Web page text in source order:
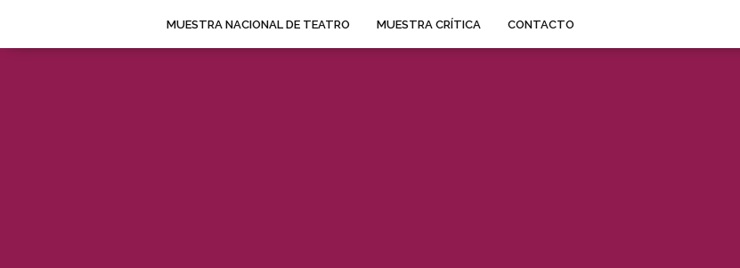
MUESTRA NACIONAL DE TEATRO MUESTRA CRÍTICA CONTACTO